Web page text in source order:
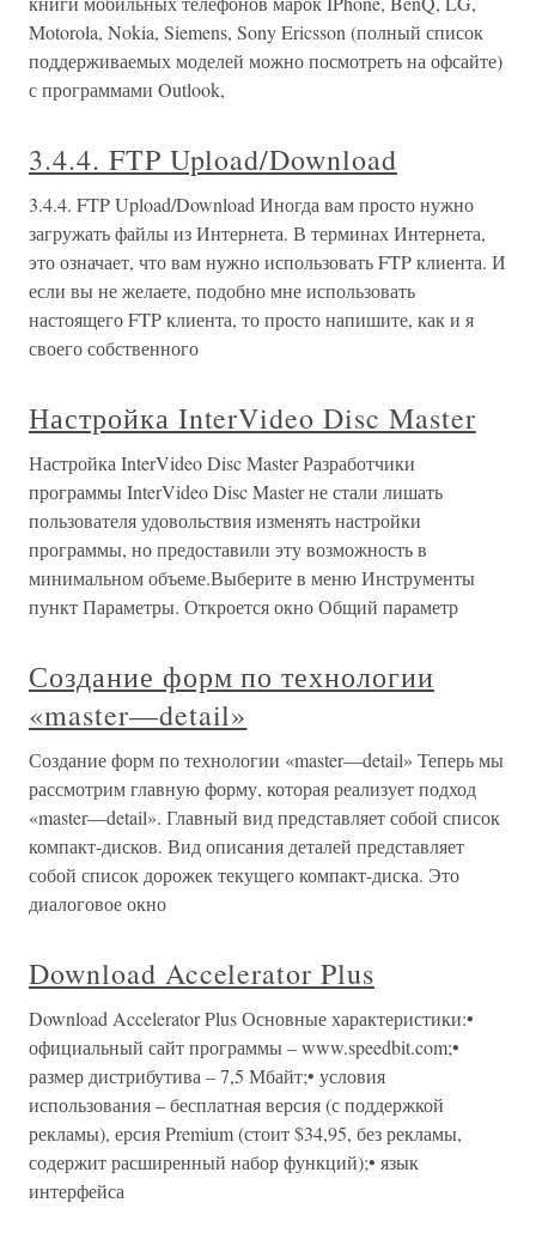
Motorola, Nokia, Siemens, Sony Ericsson (полный список
поддерживаемых моделей можно посмотреть на офсайте)
с программами Outlook,
3.4.4. FTP Upload/Download
3.4.4. FTP Upload/Download Иногда вам просто нужно
загружать файлы из Интернета. В терминах Интернета,
это означает, что вам нужно использовать FTP клиента. И
если вы не желаете, подобно мне использовать
настоящего FTP клиента, то просто напишите, как и я
своего собственного
Настройка InterVideo Disc Master
Настройка InterVideo Disc Master Разработчики
программы InterVideo Disc Master не стали лишать
пользователя удовольствия изменять настройки
программы, но предоставили эту возможность в
минимальном объеме.Выберите в меню Инструменты
пункт Параметры. Откроется окно Общий параметр
Создание форм по технологии
«master—detail»
Создание форм по технологии «master—detail» Теперь мы
рассмотрим главную форму, которая реализует подход
«master—detail». Главный вид представляет собой список
компакт-дисков. Вид описания деталей представляет
собой список дорожек текущего компакт-диска. Это
диалоговое окно
Download Accelerator Plus
Download Accelerator Plus Основные характеристики:•
официальный сайт программы – www.speedbit.com;•
размер дистрибутива – 7,5 Мбайт;• условия
использования – бесплатная версия (с поддержкой
рекламы), ерсия Premium (стоит $34,95, без рекламы,
содержит расширенный набор функций);• язык
интерфейса